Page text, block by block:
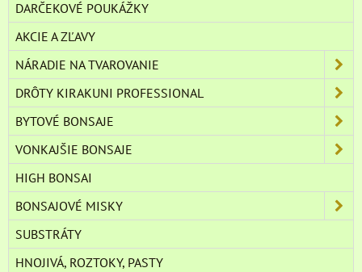
DARČEKOVÉ POUKÁŽKY
AKCIE A ZĽAVY
NÁRADIE NA TVAROVANIE
DRÔTY KIRAKUNI PROFESSIONAL
BYTOVÉ BONSAJE
VONKAJŠIE BONSAJE
HIGH BONSAI
BONSAJOVÉ MISKY
SUBSTRÁTY
HNOJIVÁ, ROZTOKY, PASTY